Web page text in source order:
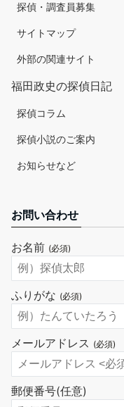
探偵・調査員募集
サイトマップ
外部の関連サイト
福田政史の探偵日記
探偵コラム
探偵小説のご案内
お知らせなど
お問い合わせ
お名前 (必須)
ふりがな (必須)
メールアドレス (必須)
郵便番号(任意)